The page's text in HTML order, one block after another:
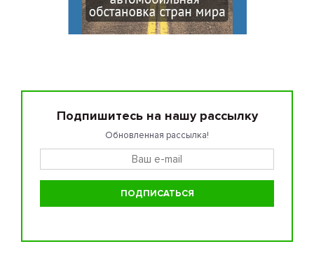
Подпишитесь на нашу рассылку
Обновленная рассылка!